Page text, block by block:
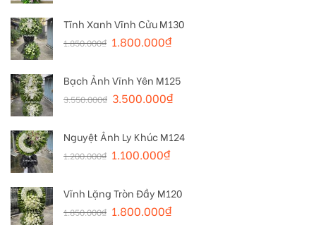
Tĩnh Xanh Vĩnh Cửu M130
1.850.000₫ 1.800.000₫
Bạch Ảnh Vĩnh Yên M125
3.550.000₫ 3.500.000₫
Nguyệt Ảnh Ly Khúc M124
1.200.000₫ 1.100.000₫
Vĩnh Lặng Tròn Đầy M120
1.850.000₫ 1.800.000₫